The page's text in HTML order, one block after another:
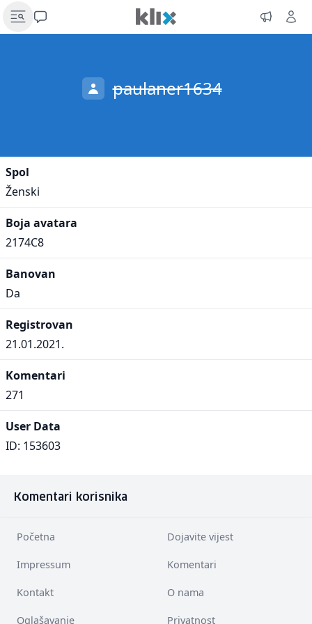
paulaner1634
Spol
Ženski
Boja avatara
2174C8
Banovan
Da
Registrovan
21.01.2021.
Komentari
271
User Data
ID: 153603
Komentari korisnika
Početna Dojavite vijest
Impressum Komentari
Kontakt O nama
Oglašavanje Privatnost